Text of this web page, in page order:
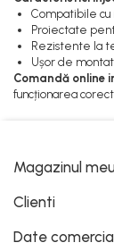
Compatibile cu
Proiectate
Rezistente la
Ușor de
Comandă online
funcționarea
Magazinul meu
Clienti
Date